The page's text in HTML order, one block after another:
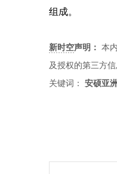
组成。
新时空声明： 本
及授权的第三方
关键词： 安硕亚